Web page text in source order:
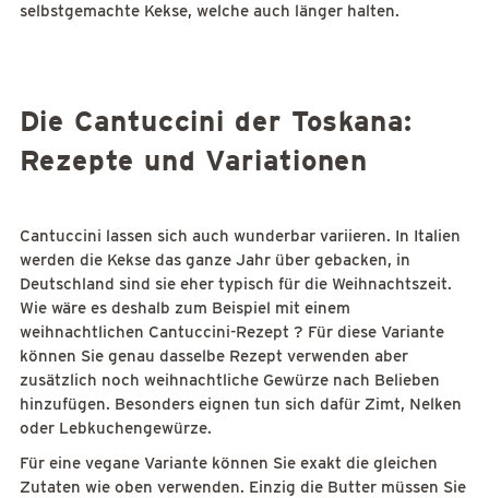
selbstgemachte Kekse, welche auch länger halten.
Die Cantuccini der Toskana:
Rezepte und Variationen
Cantuccini lassen sich auch wunderbar variieren. In Italien
werden die Kekse das ganze Jahr über gebacken, in
Deutschland sind sie eher typisch für die Weihnachtszeit.
Wie wäre es deshalb zum Beispiel mit einem
weihnachtlichen Cantuccini-Rezept ? Für diese Variante
können Sie genau dasselbe Rezept verwenden aber
zusätzlich noch weihnachtliche Gewürze nach Belieben
hinzufügen. Besonders eignen tun sich dafür Zimt, Nelken
oder Lebkuchengewürze.
Für eine vegane Variante können Sie exakt die gleichen
Zutaten wie oben verwenden. Einzig die Butter müssen Sie